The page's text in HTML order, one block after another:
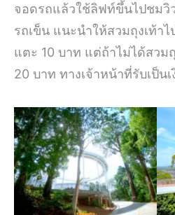
จอดรถแล้วใช้ลิฟท์ขึ้นไปชมวิ
รถเข็น แนะนำให้สวมถุงเท้าไ
แตะ 10 บาท แต่ถ้าไม่ได้สวม
20 บาท ทางเจ้าหน้าที่รับเป็น